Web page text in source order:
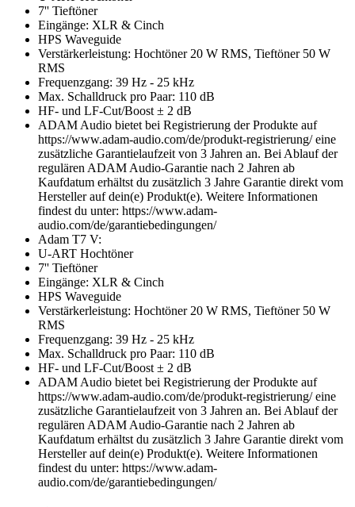
7'' Tieftöner
Eingänge: XLR & Cinch
HPS Waveguide
Verstärkerleistung: Hochtöner 20 W RMS, Tieftöner 50 W
RMS
Frequenzgang: 39 Hz - 25 kHz
Max. Schalldruck pro Paar: 110 dB
HF- und LF-Cut/Boost ± 2 dB
ADAM Audio bietet bei Registrierung der Produkte auf
https://www.adam-audio.com/de/produkt-registrierung/ eine
zusätzliche Garantielaufzeit von 3 Jahren an. Bei Ablauf der
regulären ADAM Audio-Garantie nach 2 Jahren ab
Kaufdatum erhältst du zusätzlich 3 Jahre Garantie direkt vom
Hersteller auf dein(e) Produkt(e). Weitere Informationen
findest du unter: https://www.adam-
audio.com/de/garantiebedingungen/
Adam T7 V:
U-ART Hochtöner
7'' Tieftöner
Eingänge: XLR & Cinch
HPS Waveguide
Verstärkerleistung: Hochtöner 20 W RMS, Tieftöner 50 W
RMS
Frequenzgang: 39 Hz - 25 kHz
Max. Schalldruck pro Paar: 110 dB
HF- und LF-Cut/Boost ± 2 dB
ADAM Audio bietet bei Registrierung der Produkte auf
https://www.adam-audio.com/de/produkt-registrierung/ eine
zusätzliche Garantielaufzeit von 3 Jahren an. Bei Ablauf der
regulären ADAM Audio-Garantie nach 2 Jahren ab
Kaufdatum erhältst du zusätzlich 3 Jahre Garantie direkt vom
Hersteller auf dein(e) Produkt(e). Weitere Informationen
findest du unter: https://www.adam-
audio.com/de/garantiebedingungen/